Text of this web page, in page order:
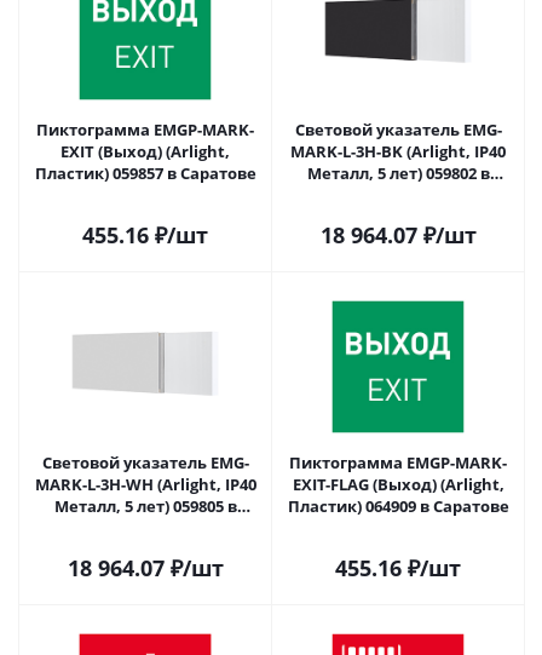
Пиктограмма EMGP-MARK-
EXIT (Выход) (Arlight,
Пластик) 059857 в Саратове
455.16 ₽/шт
Световой указатель EMG-
MARK-L-3H-BK (Arlight, IP40
Металл, 5 лет) 059802 в
18 964.07₽/шт
Световой указатель EMG-
MARK-L-3H-WH (Arlight, IP40
Металл, 5 лет) 059805 в
18 964.07₽/шт
Пиктограмма EMGP-MARK-
EXIT-FLAG (Выход) (Arlight,
Пластик) 064909 в Саратове
455.16 ₽/шт